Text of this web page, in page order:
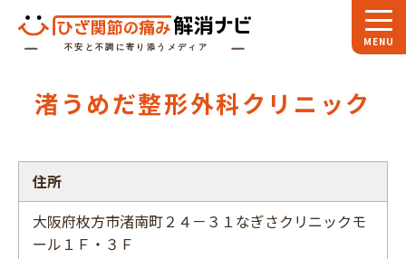
スペシャル 対談
お役立ちコラム
専門家インタビュー
渚うめだ整形外科クリニック
住所
大阪府枚方市渚南町２４－３１なぎさクリニックモ
ール１Ｆ・３Ｆ